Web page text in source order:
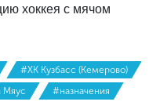
хоккея с мячом
#ХК Кузбасс (Кемерово)
Мяус #назначения